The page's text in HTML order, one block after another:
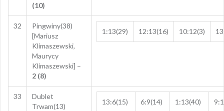
(10)
32
Pingwiny(38)
[Mariusz
Klimaszewski,
Maurycy
Klimaszewski] –
2 (8)
1:13(29) 12:13(16) 10:12(3)
33
Dublet
Trwam(13)
13:6(15) 6:9(14) 1:13(40)